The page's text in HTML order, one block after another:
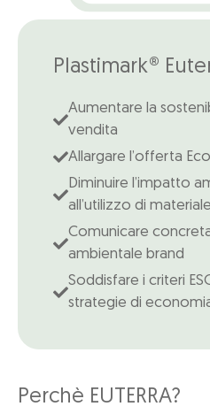
Plastimark®
Aumentare la
vendita
Allargare l’offerta
Diminuire l’impatto
all’utilizzo di
Comunicare
ambientale brand
Soddisfare i criteri
strategie di
Perchè EUTERRA?